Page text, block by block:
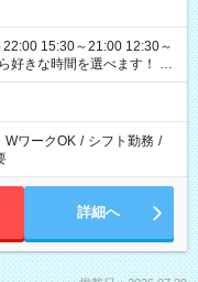
15:30～21:00 12:30～
WワークOK / シフト勤務 /
詳細へ